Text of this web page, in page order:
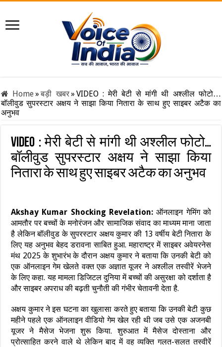
Home» बड़ी खबर» VIDEO : मेरी बेटी से मांगी थी अश्लील फोटो…
बॉलीवुड सुपरस्टार अक्षय ने साझा किया नितारा के साथ हुए साइबर अटैक का
अनुभव
VIDEO : मेरी बेटी से मांगी थी अश्लील फोटो…
बॉलीवुड सुपरस्टार अक्षय ने साझा किया
नितारा के साथ हुए साइबर अटैक का अनुभव
Akshay Kumar Shocking Revelation: ऑनलाइन गेमिंग को
आमतौर पर बच्चों के मनोरंजन और सामाजिक संवाद का माध्यम माना जाता
है लेकिन बॉलीवुड के सुपरस्टार अक्षय कुमार की 13 वर्षीय बेटी नितारा के
लिए यह अनुभव बेहद डरावना साबित हुआ. महाराष्ट्र में साइबर अवेयरनेस
मंथ 2025 के शुभारंभ के दौरान अक्षय कुमार ने बताया कि उनकी बेटी को
एक ऑनलाइन गेम खेलते वक्त एक अज्ञात यूजर ने अश्लील तस्वीरें भेजने
के लिए कहा. यह मामला डिजिटल दुनिया में बच्चों की असुरक्षा को दर्शाता है
और साइबर अपराध की बढ़ती चुनौती की गंभीर चेतावनी देता है.
अक्षय कुमार ने इस घटना का खुलासा करते हुए बताया कि उनकी बेटी कुछ
महीने पहले एक ऑनलाइन वीडियो गेम खेल रही थी जब उसे एक अजनबी
यूजर ने मैसेज भेजना शुरू किया. शुरुआत में मैसेज दोस्ताना और
प्रोत्साहित करने वाले थे लेकिन बाद में वह व्यक्ति गलत-सलत तस्वीरें